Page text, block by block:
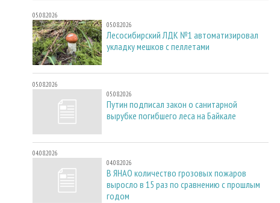
05.08.2026
05.08.2026
Лесосибирский ЛДК №1 автоматизировал
укладку мешков с пеллетами
05.08.2026
05.08.2026
Путин подписал закон о санитарной
вырубке погибшего леса на Байкале
04.08.2026
04.08.2026
В ЯНАО количество грозовых пожаров
выросло в 15 раз по сравнению с прошлым
годом